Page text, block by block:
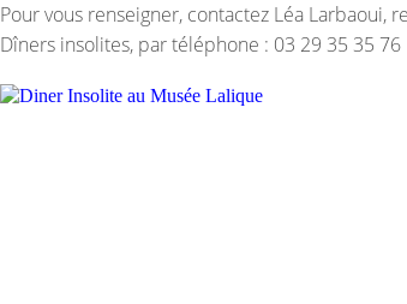
Pour vous renseigner, contactez Léa Larbaoui,
Dîners insolites, par téléphone : 03 29 35 35 76